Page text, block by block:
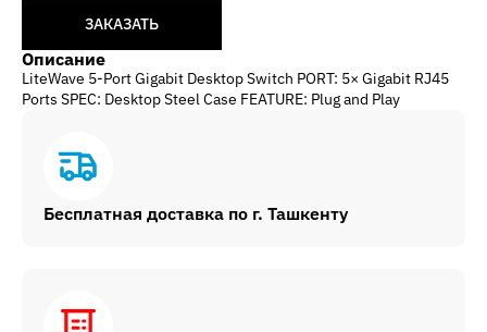
ЗАКАЗАТЬ
Описание
LiteWave 5-Port Gigabit Desktop Switch PORT: 5× Gigabit RJ45
Ports SPEC: Desktop Steel Case FEATURE: Plug and Play
Бесплатная доставка по г. Ташкенту